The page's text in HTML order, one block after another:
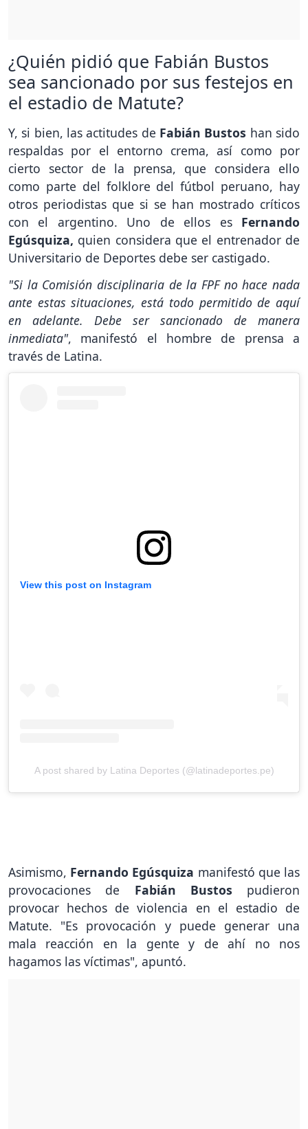
¿Quién pidió que Fabián Bustos
sea sancionado por sus festejos en
el estadio de Matute?
Y, si bien, las actitudes de Fabián Bustos han sido
respaldas por el entorno crema, así como por
cierto sector de la prensa, que considera ello
como parte del folklore del fútbol peruano, hay
otros periodistas que si se han mostrado críticos
con el argentino. Uno de ellos esFernando
Egúsquiza, quien considera que el entrenador de
Universitario de Deportes debe ser castigado.
"Si la Comisión disciplinaria de la FPF no hace nada
ante estas situaciones, está todo permitido de aquí
en adelante. Debe ser sancionado de manera
inmediata", manifestó el hombre de prensa a
través de Latina.
View this post on Instagram
A post shared by Latina Deportes (@latinadeportes.pe)
Asimismo, Fernando Egúsquiza manifestó que las
provocaciones de Fabián Bustos pudieron
provocar hechos de violencia en el estadio de
Matute. "Es provocación y puede generar una
mala reacción en la gente y de ahí no nos
hagamos las víctimas", apuntó.